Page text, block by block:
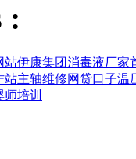
:
站伊康集团消毒液厂家
站主轴维修网贷口子温
师培训